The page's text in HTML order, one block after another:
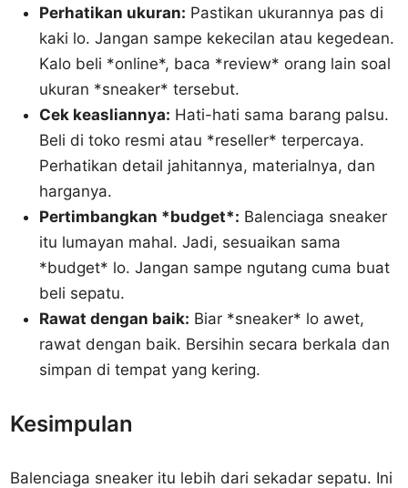
Perhatikan ukuran: Pastikan ukurannya pas di
kaki lo. Jangan sampe kekecilan atau kegedean.
Kalo beli *online*, baca *review* orang lain soal
ukuran *sneaker* tersebut.
Cek keasliannya: Hati-hati sama barang palsu.
Beli di toko resmi atau *reseller* terpercaya.
Perhatikan detail jahitannya, materialnya, dan
harganya.
Pertimbangkan *budget*: Balenciaga sneaker
itu lumayan mahal. Jadi, sesuaikan sama
*budget* lo. Jangan sampe ngutang cuma buat
beli sepatu.
Rawat dengan baik: Biar *sneaker* lo awet,
rawat dengan baik. Bersihin secara berkala dan
simpan di tempat yang kering.
Kesimpulan
Balenciaga sneaker itu lebih dari sekadar sepatu. Ini